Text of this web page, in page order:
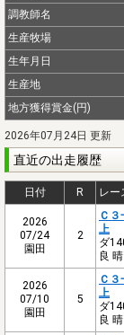
調教師名
生産牧場
生年月日
生産地
地方獲得賞金(円)
2026年07月24日 更新
直近の出走履歴
日付 R レー
2026
07/24
園田
2
Ｃ
上
ダ
良 晴
2026
07/10
園田
5
Ｃ
上
ダ
良 晴